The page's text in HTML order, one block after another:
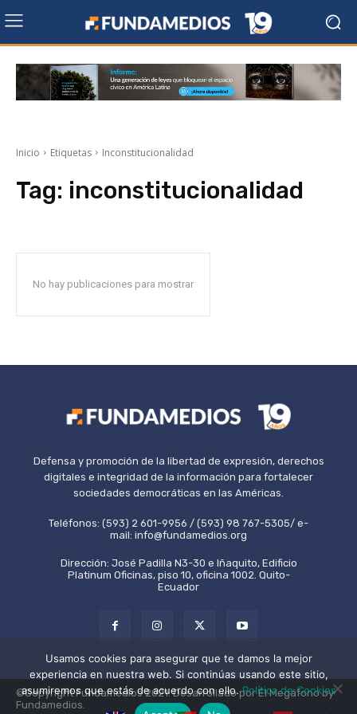
Inicio Etiquetas Inconstitucionalidad
Tag: inconstitucionalidad
No hay publicaciones para mostrar
Defensa y promoción de la libertad de expresión, derechos
digitales e integridad de la información para fortalecer
sociedades democráticas en las Américas.
Teléfonos: (593) 2 601-9956 / (593) 98 767-5305/ e-
mail: info@fundamedios.org
Dirección: José Padilla N3-30 e Iñaquito, Edificio
Platinum Oficinas, piso 10, oficina 1002. Quito-
Ecuador
©Copyright Fundamedios 2021. Desarrollado por El Megáfono by
Fundamedios.
Usamos cookies para asegurar que te damos la mejor
experiencia en nuestra web. Si continúas usando este sitio,
asumiremos que estás de acuerdo con ello.Política de Cookies